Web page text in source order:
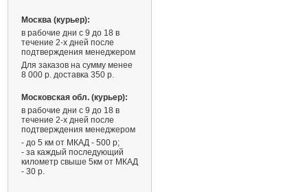
2 337 ₽
Москва (курьер):
в рабочие дни с 9 до 18 в
течение 2-х дней после
подтверждения менеджером
Для заказов на сумму менее
8 000 р. доставка 350 р.
Московская обл. (курьер):
в рабочие дни с 9 до 18 в
течение 2-х дней после
подтверждения менеджером
- до 5 км от МКАД - 500 р;
- за каждый последующий
километр свыше 5км от МКАД
- 30 р.